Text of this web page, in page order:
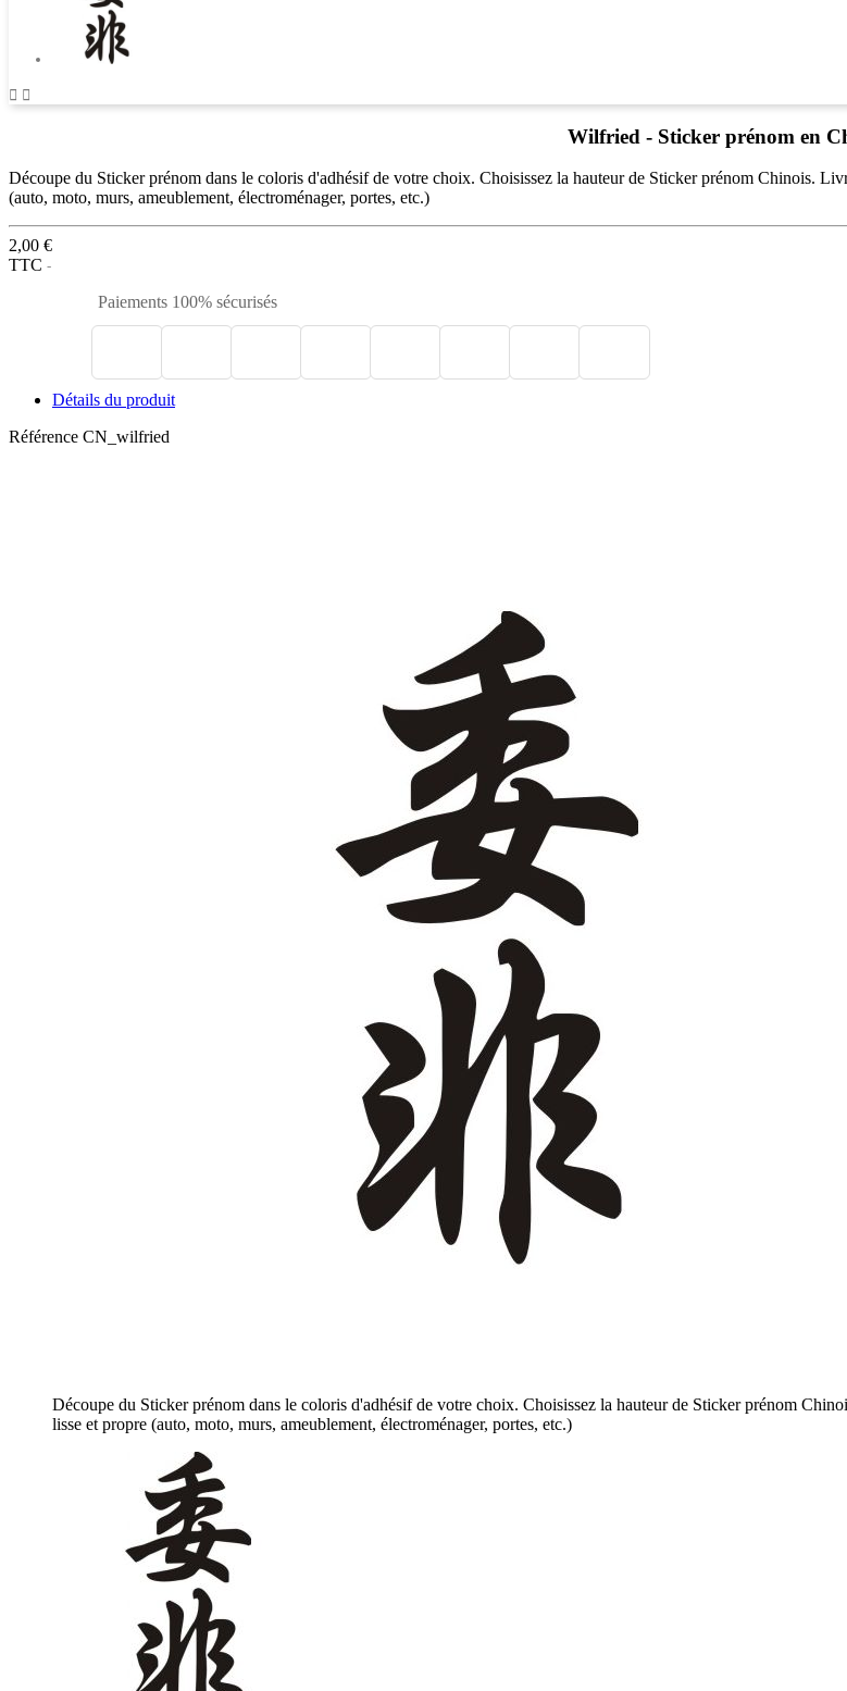
 
Wilfried - Sticker prénom en
Découpe du Sticker prénom dans le coloris d'adhésif de votre choix. Choisissez la hauteur de Sticker prénom Chinois.
(auto, moto, murs, ameublement, électroménager, portes, etc.)
2,00 €
TTC
Paiements 100% sécurisés
Détails du produit
Référence CN_wilfried
Découpe du Sticker prénom dans le coloris d'adhésif de votre choix. Choisissez la hauteur de Sticker prénom
lisse et propre (auto, moto, murs, ameublement, électroménager, portes, etc.)